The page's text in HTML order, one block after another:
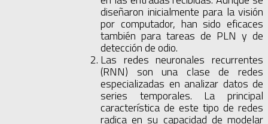
diseñaron inicialmente para la visión
por computador, han sido eficaces
también para tareas de PLN y de
detección de odio.
Las redes neuronales recurrentes
(RNN) son una clase de redes
especializadas en analizar datos de
series temporales. La principal
característica de este tipo de redes
radica en su capacidad de modelar